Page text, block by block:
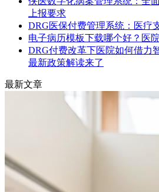
上报要求
DRG医保付费管理系统：医疗
电子病历模板下载哪个好？医
DRG付费改革下医院如何借力
最新政策解读来了
最新文章